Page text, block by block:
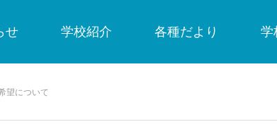
せ 学校紹介 各種だより 学
望について